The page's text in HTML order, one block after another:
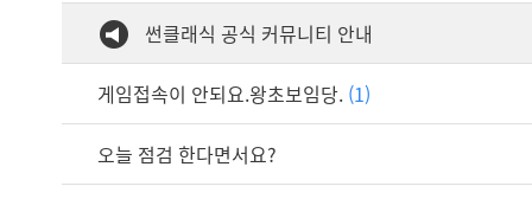
썬클래식 공식 커뮤니티 안내
게임접속이 안되요.왕초보임당. (1)
오늘 점검 한다면서요?